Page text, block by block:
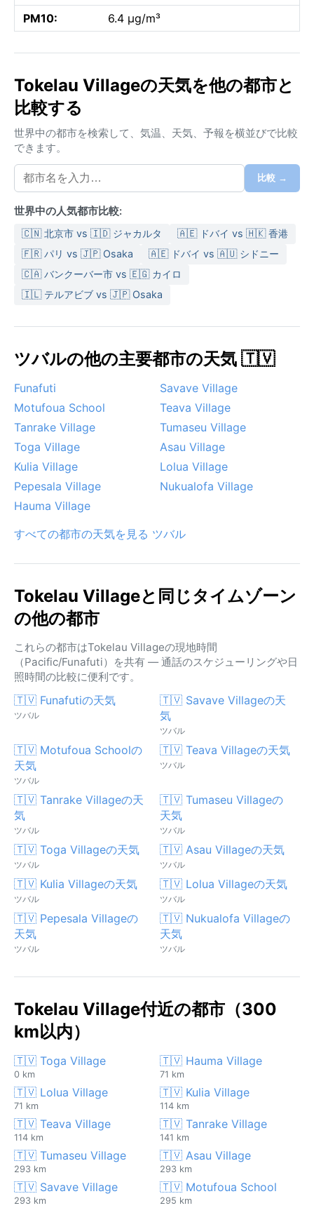
PM10:
6.4 µg/m³
Tokelau Villageの天気を他の都市と
比較する
世界中の都市を検索して、気温、天気、予報を横並びで比較
できます。
比較 →
世界中の人気都市比較:
🇨🇳 北京市 vs 🇮🇩 ジャカルタ
🇦🇪 ドバイ vs 🇭🇰 香港
🇫🇷 パリ vs 🇯🇵 Osaka
🇦🇪 ドバイ vs 🇦🇺 シドニー
🇨🇦 バンクーバー市 vs 🇪🇬 カイロ
🇮🇱 テルアビブ vs 🇯🇵 Osaka
ツバルの他の主要都市の天気 🇹🇻
Funafuti
Savave Village
Motufoua School
Teava Village
Tanrake Village
Tumaseu Village
Toga Village
Asau Village
Kulia Village
Lolua Village
Pepesala Village
Nukualofa Village
Hauma Village
すべての都市の天気を見る ツバル
Tokelau Villageと同じタイムゾーン
の他の都市
これらの都市はTokelau Villageの現地時間
（Pacific/Funafuti）を共有 — 通話のスケジューリングや日
照時間の比較に便利です。
🇹🇻 Funafutiの天気
ツバル
🇹🇻 Savave Villageの天
気
ツバル
🇹🇻 Motufoua Schoolの
天気
ツバル
🇹🇻 Teava Villageの天気
ツバル
🇹🇻 Tanrake Villageの天
気
ツバル
🇹🇻 Tumaseu Villageの
天気
ツバル
🇹🇻 Toga Villageの天気
ツバル
🇹🇻 Asau Villageの天気
ツバル
🇹🇻 Kulia Villageの天気
ツバル
🇹🇻 Lolua Villageの天気
ツバル
🇹🇻 Pepesala Villageの
天気
ツバル
🇹🇻 Nukualofa Villageの
天気
ツバル
Tokelau Village付近の都市（300
km以内）
🇹🇻 Toga Village
0 km
🇹🇻 Hauma Village
71 km
🇹🇻 Lolua Village
71 km
🇹🇻 Kulia Village
114 km
🇹🇻 Teava Village
114 km
🇹🇻 Tanrake Village
141 km
🇹🇻 Tumaseu Village
293 km
🇹🇻 Asau Village
293 km
🇹🇻 Savave Village
293 km
🇹🇻 Motufoua School
295 km